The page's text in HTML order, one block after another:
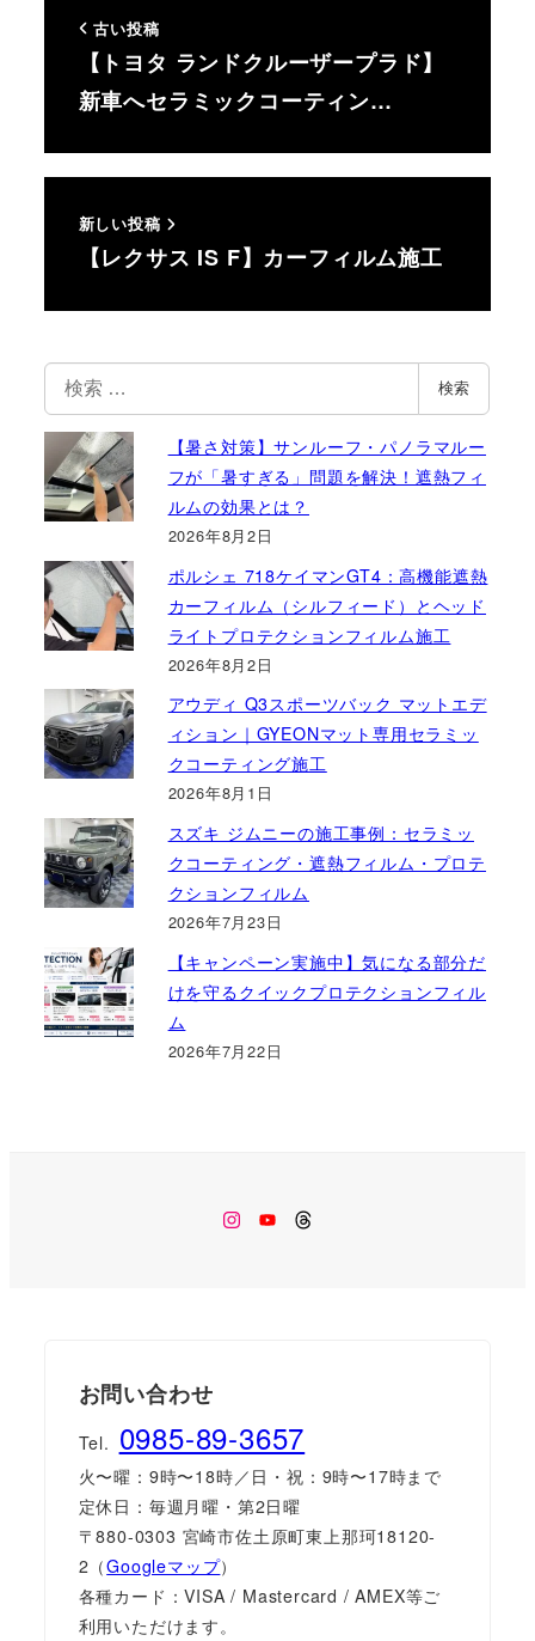
古い投稿
【トヨタ ランドクルーザープラド】
新車へセラミックコーティン…
新しい投稿
【レクサス IS F】カーフィルム施工
検
索
検索
【暑さ対策】サンルーフ・パノラマルー
フが「暑すぎる」問題を解決！遮熱フィ
ルムの効果とは？
2026年8月2日
ポルシェ 718ケイマンGT4：高機能遮熱
カーフィルム（シルフィード）とヘッド
ライトプロテクションフィルム施工
2026年8月2日
アウディ Q3スポーツバック マットエデ
ィション｜GYEONマット専用セラミッ
クコーティング施工
2026年8月1日
スズキ ジムニーの施工事例：セラミッ
クコーティング・遮熱フィルム・プロテ
クションフィルム
2026年7月23日
【キャンペーン実施中】気になる部分だ
けを守るクイックプロテクションフィル
ム
2026年7月22日
Instagram
YoutubeThreads
お問い合わせ
Tel. 0985-89-3657
火〜曜：9時〜18時／日・祝：9時〜17時まで
定休日：毎週月曜・第2日曜
〒880-0303 宮崎市佐土原町東上那珂18120-
2（Googleマップ）
各種カード：VISA / Mastercard / AMEX等ご
利用いただけます。